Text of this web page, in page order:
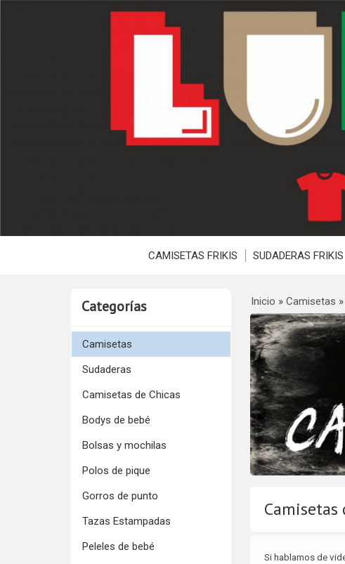
CAMISETAS FRIKIS SUDADERAS FRIKIS
Categorías
Camisetas
Sudaderas
Camisetas de Chicas
Bodys de bebé
Bolsas y mochilas
Polos de pique
Gorros de punto
Tazas Estampadas
Peleles de bebé
Inicio » Camisetas »
Camisetas
Si hablamos de